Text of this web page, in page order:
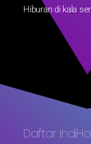
Hiburan di kala
Daftar